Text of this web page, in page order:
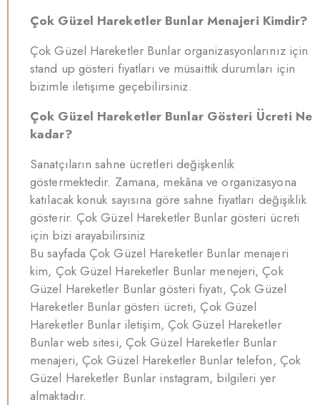
Çok Güzel Hareketler Bunlar Menajeri Kimdir?
Çok Güzel Hareketler Bunlar organizasyonlarınız için
stand up gösteri fiyatları ve müsaittik durumları için
bizimle iletişime geçebilirsiniz.
Çok Güzel Hareketler Bunlar Gösteri Ücreti Ne
kadar?
Sanatçıların sahne ücretleri değişkenlik
göstermektedir. Zamana, mekâna ve organizasyona
katılacak konuk sayısına göre sahne fiyatları değişiklik
gösterir. Çok Güzel Hareketler Bunlar gösteri ücreti
için bizi arayabilirsiniz
Bu sayfada Çok Güzel Hareketler Bunlar menajeri
kim, Çok Güzel Hareketler Bunlar menejeri, Çok
Güzel Hareketler Bunlar gösteri fiyatı, Çok Güzel
Hareketler Bunlar gösteri ücreti, Çok Güzel
Hareketler Bunlar iletişim, Çok Güzel Hareketler
Bunlar web sitesi, Çok Güzel Hareketler Bunlar
menajeri, Çok Güzel Hareketler Bunlar telefon, Çok
Güzel Hareketler Bunlar instagram, bilgileri yer
almaktadır.